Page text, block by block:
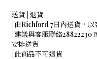
送貨 | 退貨
| 由Richford 7日內送貨，
| 建議與客服聯絡28822230
安排送貨
| 此商品不可退貨